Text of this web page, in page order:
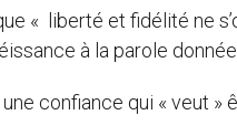
« liberté et fidélité ne
à la parole
confiance qui « veut